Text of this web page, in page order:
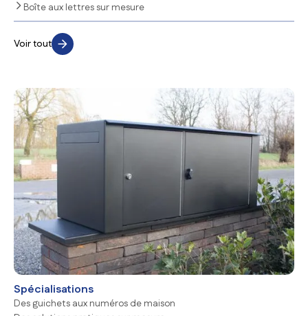
Boîte aux lettres sur mesure
Voir tout
Spécialisations
Des guichets aux numéros de maison